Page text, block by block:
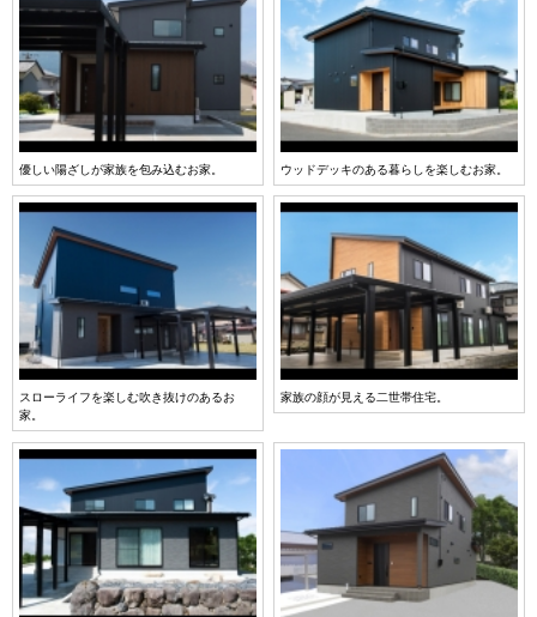
優しい陽ざしが家族を包み込むお家。 ウッドデッキのある暮らしを楽しむお家。
スローライフを楽しむ吹き抜けのあるお
家。
家族の顔が見える二世帯住宅。